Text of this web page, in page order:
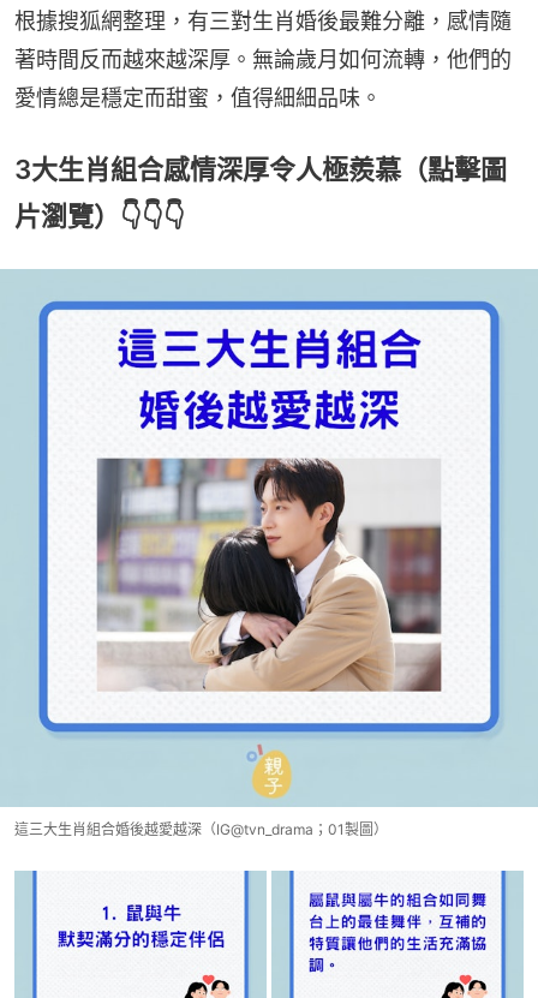
根據搜狐網整理，有三對生肖婚後最難分離，感情隨
著時間反而越來越深厚。無論歲月如何流轉，他們的
愛情總是穩定而甜蜜，值得細細品味。
3大生肖組合感情深厚令人極羨慕（點擊圖
片瀏覽）👇👇👇
這三大生肖組合婚後越愛越深（IG@tvn_drama；01製圖）